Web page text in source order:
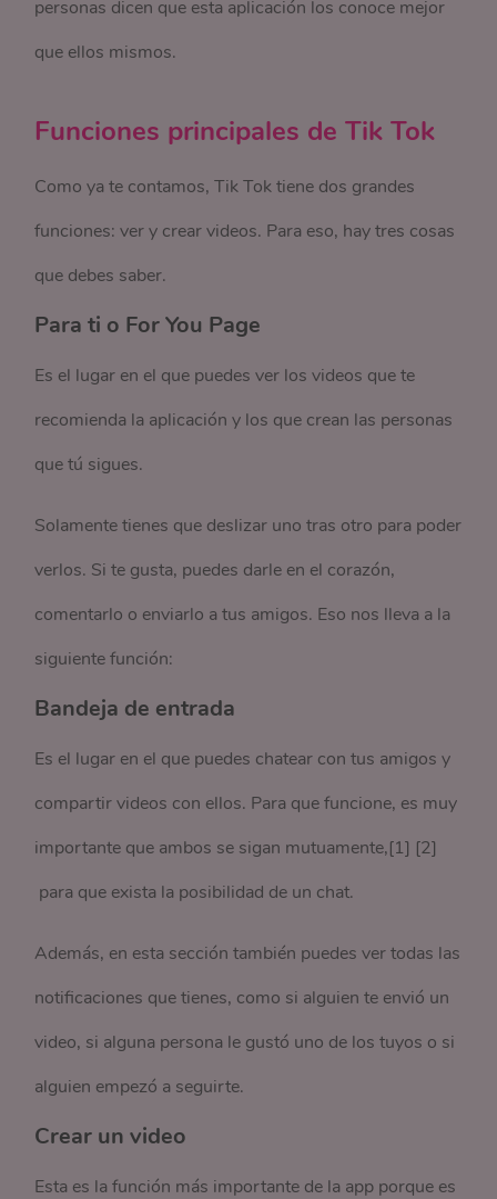
personas dicen que esta aplicación los conoce mejor
que ellos mismos.
Funciones principales de Tik Tok
Como ya te contamos, Tik Tok tiene dos grandes
funciones: ver y crear videos. Para eso, hay tres cosas
que debes saber.
Para ti o For You Page
Es el lugar en el que puedes ver los videos que te
recomienda la aplicación y los que crean las personas
que tú sigues.
Solamente tienes que deslizar uno tras otro para poder
verlos. Si te gusta, puedes darle en el corazón,
comentarlo o enviarlo a tus amigos. Eso nos lleva a la
siguiente función:
Bandeja de entrada
Es el lugar en el que puedes chatear con tus amigos y
compartir videos con ellos. Para que funcione, es muy
importante que ambos se sigan mutuamente,[1] [2]
para que exista la posibilidad de un chat.
Además, en esta sección también puedes ver todas las
notificaciones que tienes, como si alguien te envió un
video, si alguna persona le gustó uno de los tuyos o si
alguien empezó a seguirte.
Crear un video
Esta es la función más importante de la app porque es